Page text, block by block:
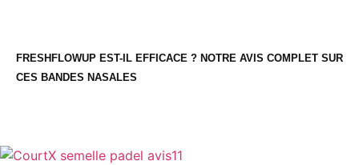
FRESHFLOWUP EST-IL EFFICACE ? NOTRE AVIS COMPLET SUR
CES BANDES NASALES